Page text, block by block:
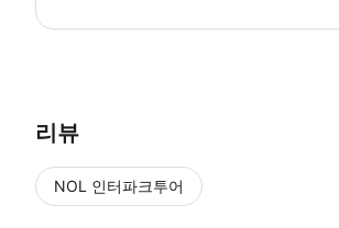
리뷰
NOL 인터파크투어